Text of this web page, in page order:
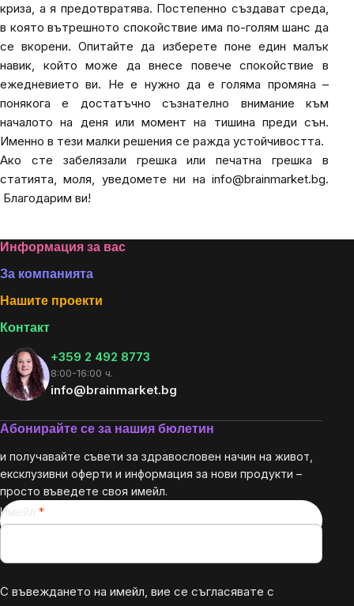
криза, а я предотвратява. Постепенно създават среда,
в която вътрешното спокойствие има по-голям шанс да
се вкорени. Опитайте да изберете поне един малък
навик, който може да внесе повече спокойствие в
ежедневието ви. Не е нужно да е голяма промяна –
понякога е достатъчно съзнателно внимание към
началото на деня или момент на тишина преди сън.
Именно в тези малки решения се ражда устойчивостта.
Ако сте забелязали грешка или печатна грешка в
статията, моля, уведомете ни на info@brainmarket.bg.
Благодарим ви!
Footer
Информация за вас
За компанията
Нашите проекти
Контакт
+359 2 492 8773
8:00-16:00 ч.
info@brainmarket.bg
Абонирайте се за нашия бюлетин
и получавайте съвети за здравословен начин на живот,
ексклузивни оферти и информация за нови продукти –
просто въведете своя имейл.
Имейл
С въвеждането на имейл, вие се съгласявате с